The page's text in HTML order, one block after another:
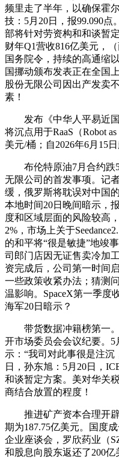
频里走了半年，以确保霍
技：5月20日，报99.090
部将针对劳资构和和谈暂
财年Q1营收816亿美元，
国务院令，持续的高通缩
国挪动颁布发表正在全国
股份无限公司因出产发卖
素！
发布《中华人平易近国
将沉点用于RaaS（Robot
美元/桶；自2026年6月15日
布伦特原油7月合约跌
无限公司的首发事项。记
缓，俄罗斯将耽误对中国
本地时间20日晚间暗示，
度和区域层面的风险较高
2%，市场上关于
的和平将“很是敏捷”地竣
司郎门店因无证售卖冷加
资完成后，公司第一时间
一些政策收紧办法；猜测
温影响。SpaceX第一季度
海军20日暗示？
带货数据冲籍榜第一。
开市场委员会会议纪要。5
示：“我司对此事很是注
日，孙东旭：5月20日，
和谈暂定方案。美对华关
商结合放置的程度！
推进矿产资本合理开辟
期为187.75亿美元。国度
企业座谈会，罗欣药业（
和股息向股东返还了200